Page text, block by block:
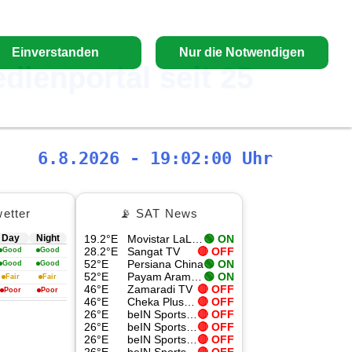
Einverstanden Nur die Notwendigen
seit 25
6.8.2026 - 19:02:01 Uhr
Day
Night
Good Good
Good Good
Fair Fair
Poor Poor
📡 SAT News
19.2°E
🟢 ON
28.2°E
Sangat TV
🔴 OFF
52°E
Persiana China🟢 ON
52°E
🟢 ON
46°E
Zamaradi TV 🔴 OFF
46°E
Cheka Plus TV
🔴 OFF
26°E
beIN Sports Xtra 8 🔴 OFF
26°E
beIN Sports Xtra 1 HD 🔴 OFF
26°E
beIN Sports Xtra 9 🔴 OFF